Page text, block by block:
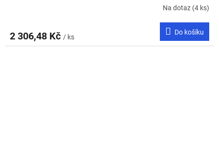
Na dotaz (4 ks)
2 306,48 Kč / ks
Do košíku